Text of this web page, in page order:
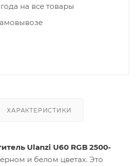
на все товары
ХАРАКТЕРИСТИКИ
Ulanzi U60 RGB 2500-
и белом цветах. Это